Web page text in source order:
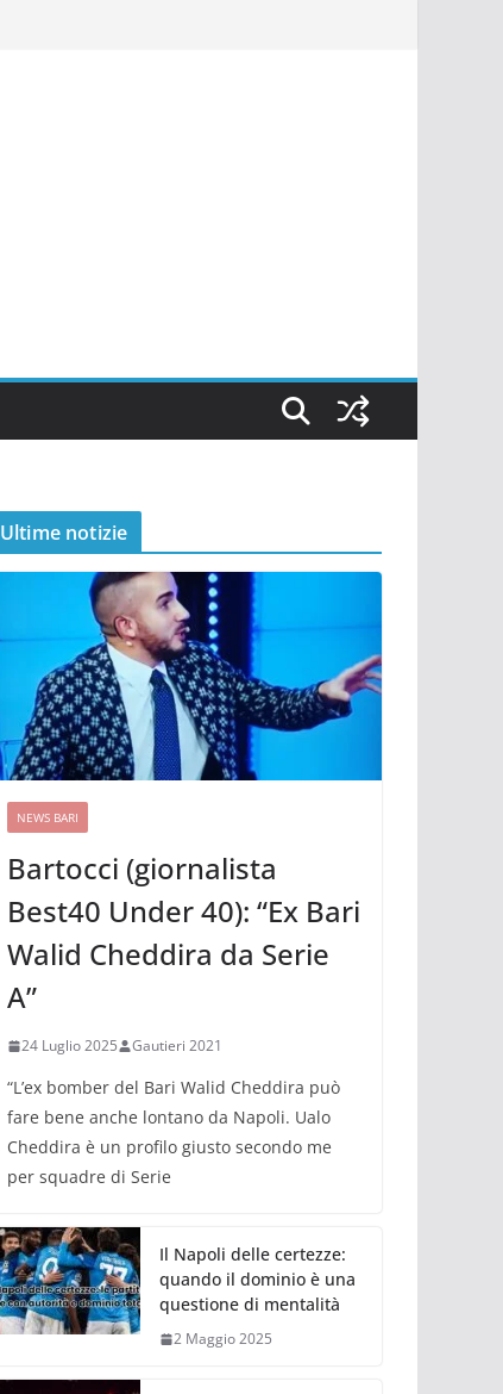
Ultime notizie
NEWS BARI
Bartocci (giornalista
Best40 Under 40): “Ex Bari
Walid Cheddira da Serie
A”
24 Luglio 2025 Gautieri 2021
“L’ex bomber del Bari Walid Cheddira può
fare bene anche lontano da Napoli. Ualo
Cheddira è un profilo giusto secondo me
per squadre di Serie
Il Napoli delle certezze:
quando il dominio è una
questione di mentalità
2 Maggio 2025